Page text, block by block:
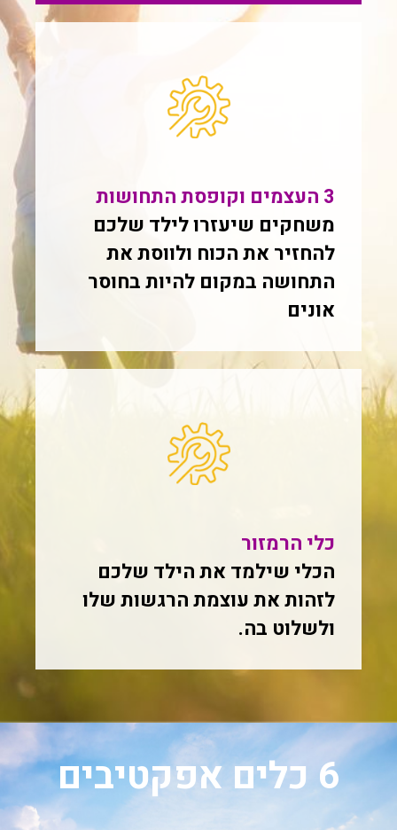
3 העצמים וקופסת התחושות
משחקים שיעזרו לילד שלכם
להחזיר את הכוח ולווסת את
התחושה במקום להיות בחוסר
אונים
כלי הרמזור
הכלי שילמד את הילד שלכם
לזהות את עוצמת הרגשות שלו
ולשלוט בה.
6 כלים אפקטיבים